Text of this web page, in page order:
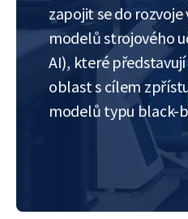
zapojit se do
modelů strojového
AI), které
oblast s cílem
modelů typu black-
umožňují odhalit,
modely – například
a jak dospívají ke
Zvláštní pozornost